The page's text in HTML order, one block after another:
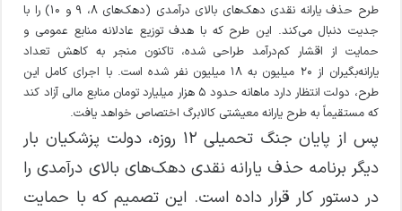
طرح حذف یارانه نقدی دهک‌های بالای درآمدی (دهک‌های ۸، ۹ و ۱۰) را با
جدیت دنبال می‌کند. این طرح که با هدف توزیع عادلانه منابع عمومی و
حمایت از اقشار کم‌درآمد طراحی شده، تاکنون منجر به کاهش تعداد
یارانه‌بگیران از ۲۰ میلیون به ۱۸ میلیون نفر شده است. با اجرای کامل این
طرح، دولت انتظار دارد ماهانه حدود ۵ هزار میلیارد تومان منابع مالی آزاد کند
که مستقیماً به طرح یارانه معیشتی کالابرگ اختصاص خواهد یافت.
پس از پایان جنگ تحمیلی ۱۲ روزه، دولت پزشکیان بار
دیگر برنامه حذف یارانه نقدی دهک‌های بالای درآمدی را
در دستور کار قرار داده است. این تصمیم که با حمایت